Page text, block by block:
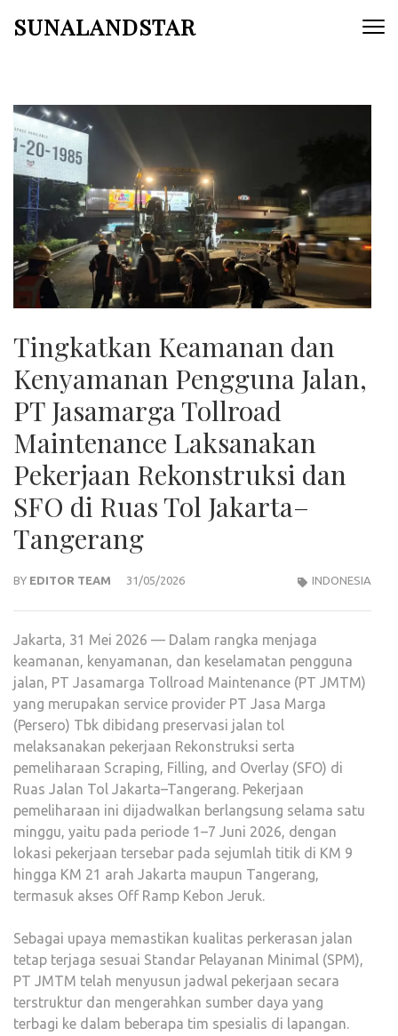
SUNALANDSTAR
Tingkatkan Keamanan dan
Kenyamanan Pengguna Jalan,
PT Jasamarga Tollroad
Maintenance Laksanakan
Pekerjaan Rekonstruksi dan
SFO di Ruas Tol Jakarta–
Tangerang
BY EDITOR TEAM 31/05/2026 INDONESIA
Jakarta, 31 Mei 2026 — Dalam rangka menjaga
keamanan, kenyamanan, dan keselamatan pengguna
jalan, PT Jasamarga Tollroad Maintenance (PT JMTM)
yang merupakan service provider PT Jasa Marga
(Persero) Tbk dibidang preservasi jalan tol
melaksanakan pekerjaan Rekonstruksi serta
pemeliharaan Scraping, Filling, and Overlay (SFO) di
Ruas Jalan Tol Jakarta–Tangerang. Pekerjaan
pemeliharaan ini dijadwalkan berlangsung selama satu
minggu, yaitu pada periode 1–7 Juni 2026, dengan
lokasi pekerjaan tersebar pada sejumlah titik di KM 9
hingga KM 21 arah Jakarta maupun Tangerang,
termasuk akses Off Ramp Kebon Jeruk.
Sebagai upaya memastikan kualitas perkerasan jalan
tetap terjaga sesuai Standar Pelayanan Minimal (SPM),
PT JMTM telah menyusun jadwal pekerjaan secara
terstruktur dan mengerahkan sumber daya yang
terbagi ke dalam beberapa tim spesialis di lapangan.